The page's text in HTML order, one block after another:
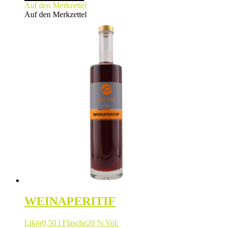
Auf den Merkzettel
Auf den Merkzettel
WEINAPERITIF
Likör0,50 l Flasche20 % Vol.